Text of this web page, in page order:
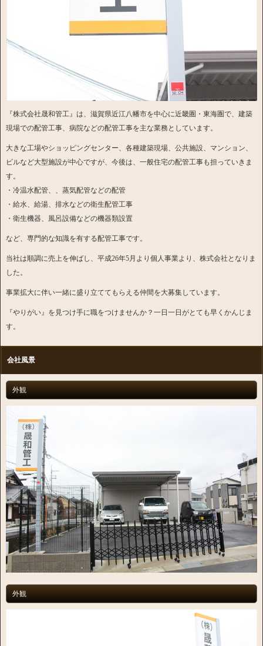
『株式会社晟和管工』は、滋賀県近江八幡市を中心に近畿圏・東海圏で、建築
現場での配管工事、病院などの配管工事を主な業務としています。
大きな工場やショッピングセンター、各種建築現場、公共施設、マンション、
ビルなど大型施設が中心ですが、今後は、一般住宅の配管工事も担っていきま
す。
・冷温水配管、、蒸気配管などの配管
・給水、給湯、排水などの衛生配管工事
・衛生機器、風呂設備などの機器類設置
など、専門的な知識を有する配管工事です。
当社は順調に売上を伸ばし、平成26年5月より個人事業より、株式会社となりま
した。
事業拡大に伴い一緒に盛り立ててもらえる仲間を大募集しています。
『やりがい』を見つけ手に職をつけませんか？一日一日がとても早くかんじま
す。
会社風景
外観
外観